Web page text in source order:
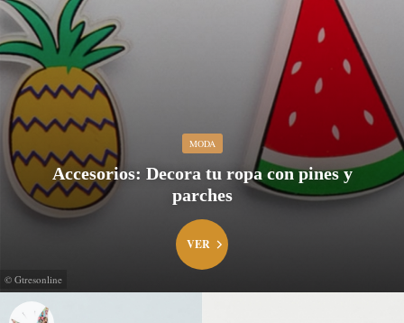
MODA
Accesorios: Decora tu ropa con pines y
parches
VER
© Gtresonline